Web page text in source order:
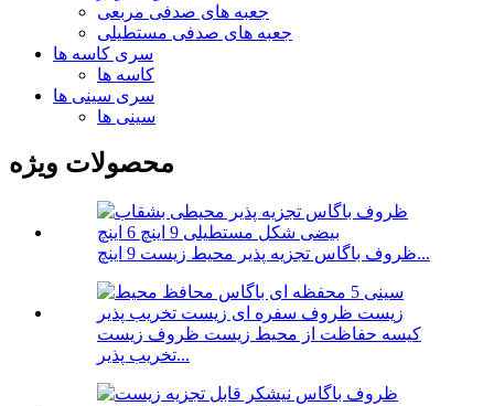
جعبه های صدفی مربعی
جعبه های صدفی مستطیلی
سری کاسه ها
کاسه ها
سری سینی ها
سینی ها
محصولات ویژه
ظروف باگاس تجزیه پذیر محیط زیست 9 اینچ...
کیسه حفاظت از محیط زیست ظروف زیست
تخریب پذیر...